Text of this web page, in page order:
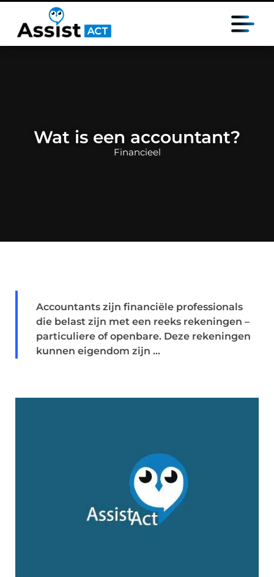
Wat is een accountant?
Financieel
Accountants zijn financiële professionals
die belast zijn met een reeks rekeningen –
particuliere of openbare. Deze rekeningen
kunnen eigendom zijn ...